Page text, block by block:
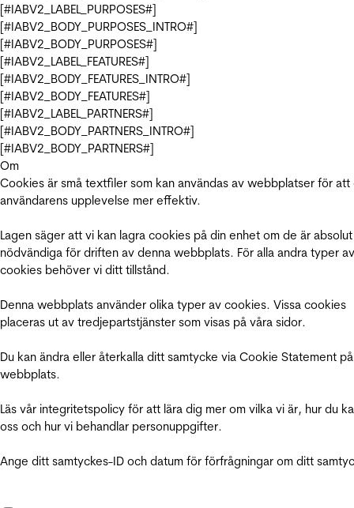
[#IABV2_LABEL_PURPOSES#]
[#IABV2_BODY_PURPOSES_INTRO#]
[#IABV2_BODY_PURPOSES#]
[#IABV2_LABEL_FEATURES#]
[#IABV2_BODY_FEATURES_INTRO#]
[#IABV2_BODY_FEATURES#]
[#IABV2_LABEL_PARTNERS#]
[#IABV2_BODY_PARTNERS_INTRO#]
[#IABV2_BODY_PARTNERS#]
Om
Cookies är små textfiler som kan användas av webbplatser för att
användarens upplevelse mer effektiv.
Lagen säger att vi kan lagra cookies på din enhet om de är absolut
nödvändiga för driften av denna webbplats. För alla andra typer av
cookies behöver vi ditt tillstånd.
Denna webbplats använder olika typer av cookies. Vissa cookies
placeras ut av tredjepartstjänster som visas på våra sidor.
Du kan ändra eller återkalla ditt samtycke via Cookie Statement
webbplats.
Läs vår integritetspolicy för att lära dig mer om vilka vi är, hur du
oss och hur vi behandlar personuppgifter.
Ange ditt samtyckes-ID och datum för förfrågningar om ditt